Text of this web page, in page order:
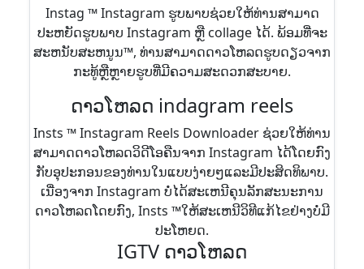
Instag ™ Instagram ຮູບພາບຊ່ວຍໃຫ້ທ່ານສາມາດ
ປະຫຍັດຮູບພາບ Instagram ຫຼື collage ໄດ້. ພ້ອມທີ່ຈະ
ສະຫນັບສະຫນູນ™, ທ່ານສາມາດດາວໂຫລດຮູບດຽວຈາກ
ກະທູ້ຫຼືຫຼາຍຮູບທີ່ມີຄວາມສະດວກສະບາຍ.
ດາວໂຫລດ indagram reels
Insts ™ Instagram Reels Downloader ຊ່ວຍໃຫ້ທ່ານ
ສາມາດດາວໂຫລດວິດີໂອຄືນຈາກ Instagram ໄດ້ໂດຍກົງ
ກັບອຸປະກອນຂອງທ່ານໃນແບບງ່າຍໆແລະມີປະສິດທິພາບ.
ເນື່ອງຈາກ Instagram ບໍ່ໄດ້ສະເຫນີຄຸນລັກສະນະການ
ດາວໂຫລດໂດຍກົງ, Insts ™ໃຫ້ສະເຫນີວິທີແກ້ໄຂຢ່າງບໍ່ມີ
ປະໂຫຍດ.
IGTV ດາວໂຫລດ